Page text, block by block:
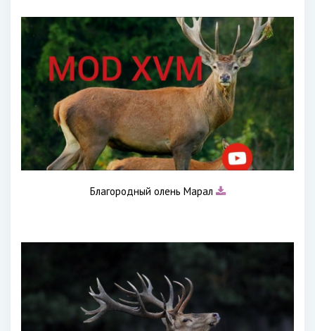
Благородный олень Марал